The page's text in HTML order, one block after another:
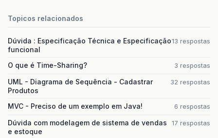
Topicos relacionados
Dúvida : Especificação Técnica e Especificação
funcional
13 respostas
O que é Time-Sharing? 3 respostas
UML - Diagrama de Sequência - Cadastrar
Produtos
32 respostas
MVC - Preciso de um exemplo em Java! 6 respostas
Dúvida com modelagem de sistema de vendas
e estoque
17 respostas